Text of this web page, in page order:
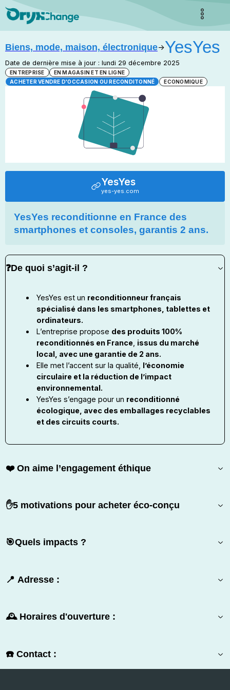
Biens, mode, maison, électronique->YesYes
Date de dernière mise à jour : lundi 29 décembre 2025
ENTREPRISE
EN MAGASIN ET EN LIGNE
ACHETER VENDRE D'OCCASION OU RECONDITONNÉ
ECONOMIQUE
YesYes
yes-yes.com
​YesYes reconditionne en France des
smartphones et consoles, garantis 2 ans.
❓De quoi s’agit-il ?
YesYes est un reconditionneur français
spécialisé dans les smartphones, tablettes et
ordinateurs.
L’entreprise propose des produits 100%
reconditionnés en France issus du marché
local, avec une garantie de 2 ans.
Elle met l’accent sur la qualité, l’économie
circulaire et la réduction de l’impact
environnemental.
YesYes s’engage pour un reconditionné
écologique, avec des emballages recyclables
et des circuits courts.
❤️ On aime l’engagement éthique
✋5 motivations pour acheter éco-conçu
🎯Quels impacts ?
📍 Adresse :
🕰️ Horaires d'ouverture :
☎️ Contact :